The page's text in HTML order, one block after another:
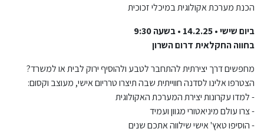
הכנת מערכת אקולוגית במיכלי זכוכית
ביום שישי • 14.2.25 • בשעה 9:30
בחווה החקלאית דרום השרון
מחפשים דרך יצירתית להתחבר לטבע ולהוסיף ירוק לבית או למשרד?
הצטרפו אלינו לסדנה חווייתית שבה תיצרו טרריום אישי, מעוצב וקסום:
- למדו עקרונות יצירת המערכת האקולוגית
- צרו עולם מיניאטורי מגוון ועמיד
- הוסיפו טאץ' אישי שילווה אתכם שנים